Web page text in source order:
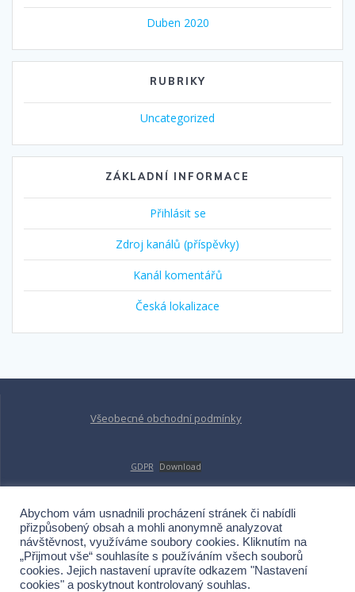
Duben 2020
RUBRIKY
Uncategorized
ZÁKLADNÍ INFORMACE
Přihlásit se
Zdroj kanálů (příspěvky)
Kanál komentářů
Česká lokalizace
Všeobecné obchodní podmínky
GDPR Download
Obchodní podmínky služby FIT KAMPAŇ
Abychom vám usnadnili procházení stránek či nabídli
přizpůsobený obsah a mohli anonymně analyzovat
návštěvnost, využíváme soubory cookies. Kliknutím na
„Přijmout vše“ souhlasíte s používáním všech souborů
cookies. Jejich nastavení upravíte odkazem "Nastavení
cookies" a poskytnout kontrolovaný souhlas.